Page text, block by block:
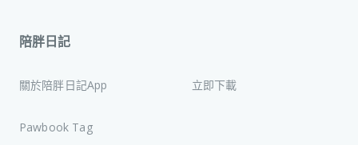
陪胖日記
關於陪胖日記App 立即下載
Pawbook Tag